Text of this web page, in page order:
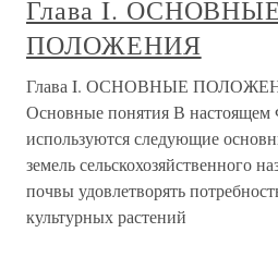
Глава I.
ПОЛОЖЕНИЯ
Глава I. ОСНОВНЫЕ
Основные понятия В настоящем
используются следующие
земель сельскохозяйственного
почвы удовлетворять
культурных растений